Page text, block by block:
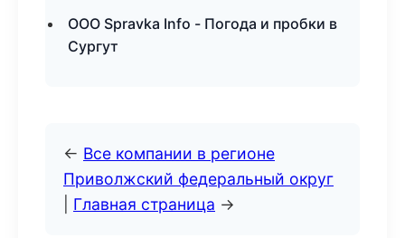
ООО Spravka Info - Погода и пробки в
Сургут
← Все компании в регионе
Приволжский федеральный округ
Главная страница →